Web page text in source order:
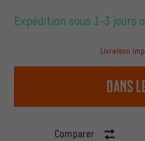
Expédition sous 1-3 jours
Livraison
dans
Comparer